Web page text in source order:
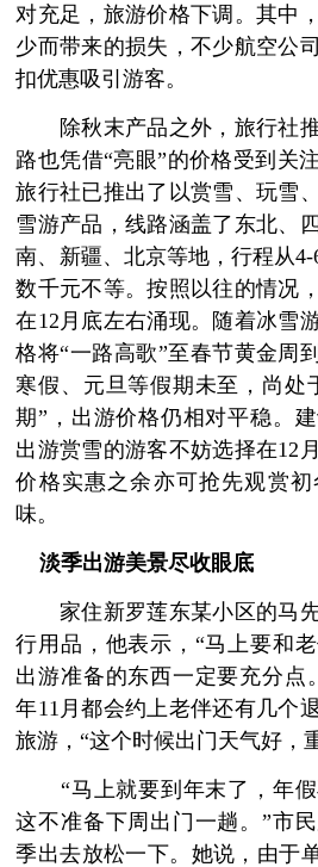
对充足，旅游价格下调。其中
少而带来的损失，不少航空公
扣优惠吸引游客。
除秋末产品之外，旅行社推
路也凭借“亮眼”的价格受到关
旅行社已推出了以赏雪、玩雪
雪游产品，线路涵盖了东北、
南、新疆、北京等地，行程从
数千元不等。按照以往的情况
在12月底左右涌现。随着冰雪
格将“一路高歌”至春节黄金周
寒假、元旦等假期未至，尚处
期”，出游价格仍相对平稳。
出游赏雪的游客不妨选择在12
价格实惠之余亦可抢先观赏
味。
淡季出游美景尽收眼底
家住新罗莲东某小区的马先
行用品，他表示，“马上要和
出游准备的东西一定要充分点
年11月都会约上老伴还有几个
旅游，“这个时候出门天气好，
“马上就要到年末了，年假
这不准备下周出门一趟。”市
季出去放松一下。她说，由于